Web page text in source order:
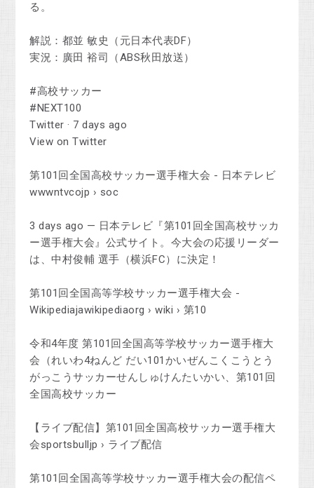
る。
解説：都並 敏史（元日本代表DF）
実況：廣田 裕司（ABS秋田放送）
#高校サッカー
#NEXT100
Twitter · 7 days ago
View on Twitter
第101回全国高校サッカー選手権大会 - 日本テレビ
wwwntvcojp › soc
3 days ago — 日本テレビ『第101回全国高校サッカ
ー選手権大会』公式サイト。今大会の応援リーダー
は、中村俊輔 選手（横浜FC）に決定！
第101回全国高等学校サッカー選手権大会 -
Wikipediajawikipediaorg › wiki › 第10
令和4年度 第101回全国高等学校サッカー選手権大
会（れいわ4ねんど だい101かいぜんこくこうとう
がっこうサッカーせんしゅけんたいかい、第101回
全国高校サッカー
【ライブ配信】第101回全国高校サッカー選手権大
会sportsbulljp › ライブ配信
第101回全国高等学校サッカー選手権大会の配信ペ